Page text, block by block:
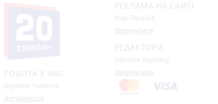
РОБОТА У НАС
Шукаєм таланти
Детальніше
РЕКЛАМА НА САЙТІ
Ігор Леськів
Звернутися
РЕДАКТОРИ
Наталія Бурлаку
Звернутися